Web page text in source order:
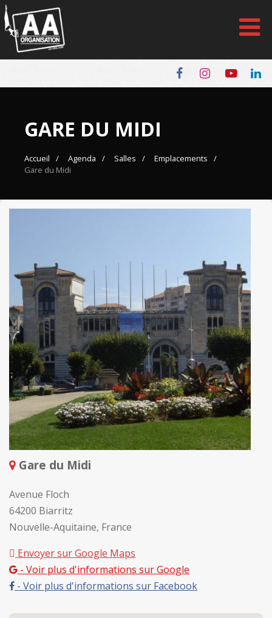
Panneau de gestion des cookies
GARE DU MIDI
Accueil Agenda Salles
Emplacements
Gare du Midi
Gare du Midi
Avenue Floch
64200 Biarritz
Nouvelle-Aquitaine, France
Envoyer sur Google Maps
- Voir plus d'informations sur Google
- Voir plus d'informations sur Facebook